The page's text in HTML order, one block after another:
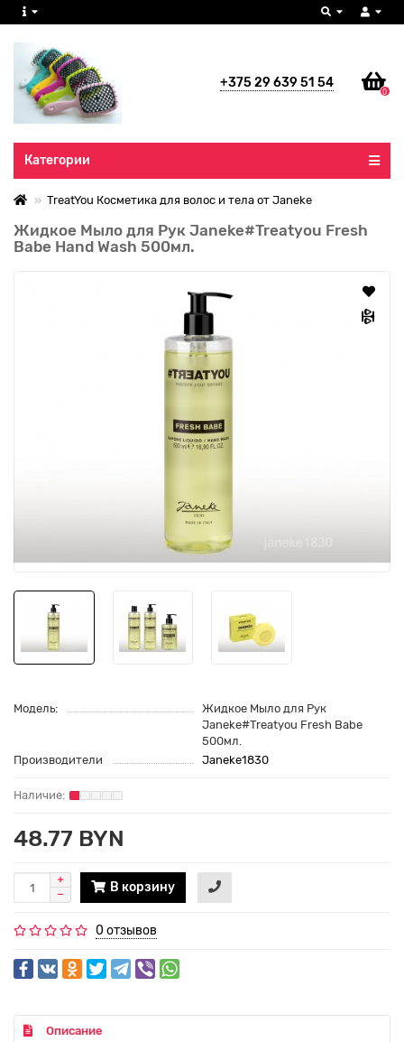
+375 29 639 51 54
0
Все категории
Категории
TreatYou Косметика для волос и тела от Janeke
Жидкое Мыло для Рук Janeke#Treatyou Fresh
Babe Hand Wash 500мл.
Модель:
Жидкое Мыло для Рук
Janeke#Treatyou Fresh Babe
500мл.
Производители
Janeke1830
48.77 BYN
В корзину
0 отзывов
Описание